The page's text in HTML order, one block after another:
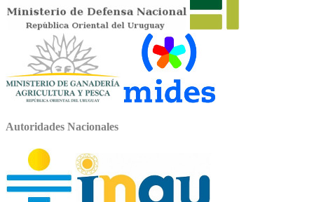
Autoridades Nacionales